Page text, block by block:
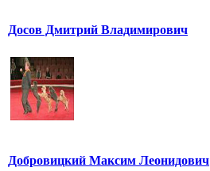
Досов Дмитрий Владимирович
Добровицкий Максим Леонидович